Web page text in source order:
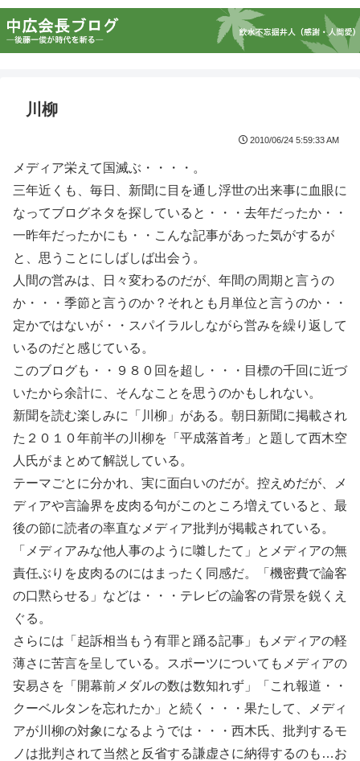
川柳
2010/06/24 5:59:33 AM
メディア栄えて国滅ぶ・・・・。
三年近くも、毎日、新聞に目を通し浮世の出来事に血眼に
なってブログネタを探していると・・・去年だったか・・
一昨年だったかにも・・こんな記事があった気がするが
と、思うことにしばしば出会う。
人間の営みは、日々変わるのだが、年間の周期と言うの
か・・・季節と言うのか？それとも月単位と言うのか・・
定かではないが・・スパイラルしながら営みを繰り返して
いるのだと感じている。
このブログも・・９８０回を超し・・・目標の千回に近づ
いたから余計に、そんなことを思うのかもしれない。
新聞を読む楽しみに「川柳」がある。朝日新聞に掲載され
た２０１０年前半の川柳を「平成落首考」と題して西木空
人氏がまとめて解説している。
テーマごとに分かれ、実に面白いのだが。控えめだが、メ
ディアや言論界を皮肉る句がこのところ増えていると、最
後の節に読者の率直なメディア批判が掲載されている。
「メディアみな他人事のように囃したて」とメディアの無
責任ぶりを皮肉るのにはまったく同感だ。「機密費で論客
の口黙らせる」などは・・・テレビの論客の背景を鋭くえ
ぐる。
さらには「起訴相当もう有罪と踊る記事」もメディアの軽
薄さに苦言を呈している。スポーツについてもメディアの
安易さを「開幕前メダルの数は数知れず」「これ報道・・
クーベルタンを忘れたか」と続く・・・果たして、メディ
アが川柳の対象になるようでは・・・西木氏、批判するモ
ノは批判されて当然と反省する謙虚さに納得するのも…お